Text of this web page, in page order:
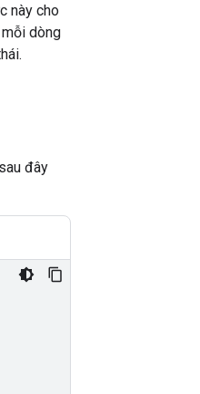
này cho
dòng
đây